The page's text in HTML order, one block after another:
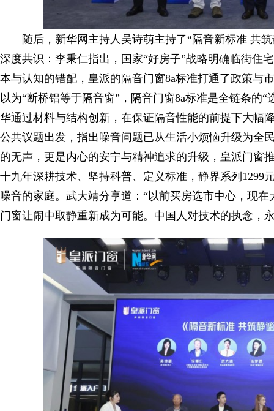
随后，新华网主持人吴诗萌主持了“隔音新标准 共
深度共识：李秉仁指出，国家“好房子”战略明确临街住
本与认知的错配，皇派的隔音门窗8a标准打通了政策与
以为“断桥铝等于隔音窗”，隔音门窗8a标准是全链条的
华通过材料与结构创新，在保证隔音性能的前提下大幅
公共议题出发，指出噪音问题已从生活小烦恼升级为全
的无声，更是内心的安宁与精神追求的升级，皇派门窗
十九年深耕技术、坚持科普、定义标准，静界系列1299
噪音的家庭。武大靖分享道：“以前买房选市中心，现
门窗让闹中取静重新成为可能。中国人对技术的执念